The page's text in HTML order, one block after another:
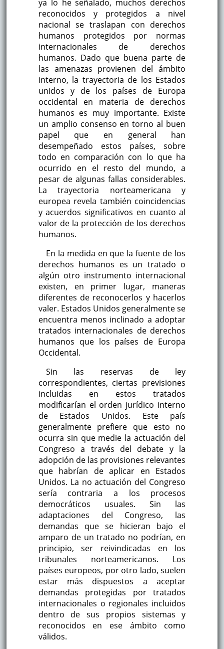
ya lo he señalado, muchos derechos
reconocidos y protegidos a nivel
nacional se traslapan con derechos
humanos protegidos por normas
internacionales de derechos
humanos. Dado que buena parte de
las amenazas provienen del ámbito
interno, la trayectoria de los Estados
unidos y de los países de Europa
occidental en materia de derechos
humanos es muy importante. Existe
un amplio consenso en torno al buen
papel que en general han
desempeñado estos países, sobre
todo en comparación con lo que ha
ocurrido en el resto del mundo, a
pesar de algunas fallas considerables.
La trayectoria norteamericana y
europea revela también coincidencias
y acuerdos significativos en cuanto al
valor de la protección de los derechos
humanos.
En la medida en que la fuente de los
derechos humanos es un tratado o
algún otro instrumento internacional
existen, en primer lugar, maneras
diferentes de reconocerlos y hacerlos
valer. Estados Unidos generalmente se
encuentra menos inclinado a adoptar
tratados internacionales de derechos
humanos que los países de Europa
Occidental.
Sin las reservas de ley
correspondientes, ciertas previsiones
incluidas en estos tratados
modificarían el orden jurídico interno
de Estados Unidos. Este país
generalmente prefiere que esto no
ocurra sin que medie la actuación del
Congreso a través del debate y la
adopción de las provisiones relevantes
que habrían de aplicar en Estados
Unidos. La no actuación del Congreso
sería contraria a los procesos
democráticos usuales. Sin las
adaptaciones del Congreso, las
demandas que se hicieran bajo el
amparo de un tratado no podrían, en
principio, ser reivindicadas en los
tribunales norteamericanos. Los
países europeos, por otro lado, suelen
estar más dispuestos a aceptar
demandas protegidas por tratados
internacionales o regionales incluidos
dentro de sus propios sistemas y
reconocidos en ese ámbito como
válidos.